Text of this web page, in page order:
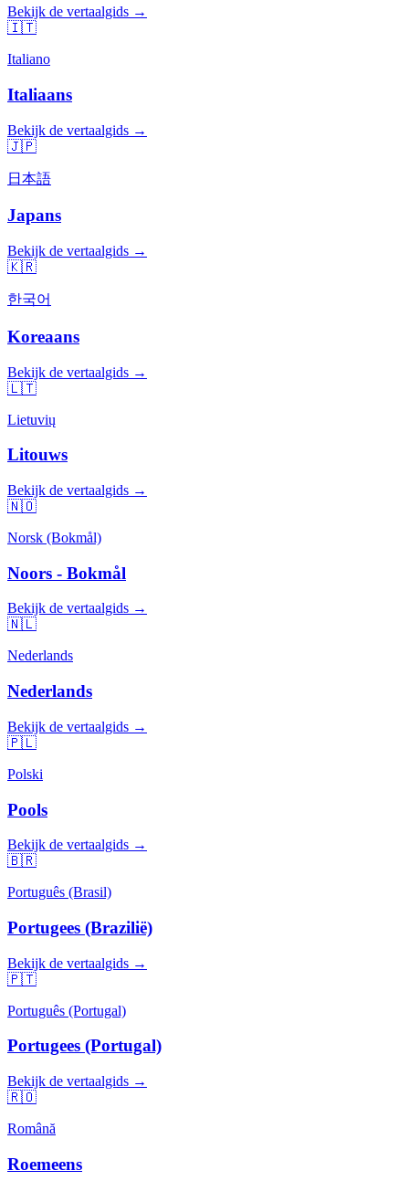
Bekijk de vertaalgids →
🇮🇹
Italiano
Italiaans
Bekijk de vertaalgids →
🇯🇵
日本語
Japans
Bekijk de vertaalgids →
🇰🇷
한국어
Koreaans
Bekijk de vertaalgids →
🇱🇹
Lietuvių
Litouws
Bekijk de vertaalgids →
🇳🇴
Norsk (Bokmål)
Noors - Bokmål
Bekijk de vertaalgids →
🇳🇱
Nederlands
Nederlands
Bekijk de vertaalgids →
🇵🇱
Polski
Pools
Bekijk de vertaalgids →
🇧🇷
Português (Brasil)
Portugees (Brazilië)
Bekijk de vertaalgids →
🇵🇹
Português (Portugal)
Portugees (Portugal)
Bekijk de vertaalgids →
🇷🇴
Română
Roemeens